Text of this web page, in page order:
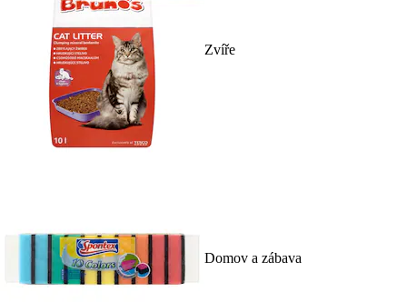
Zvíře
Domov a zábava